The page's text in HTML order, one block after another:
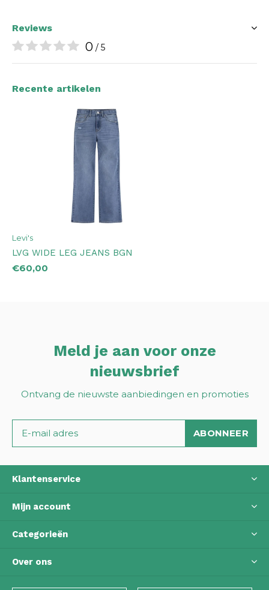
Reviews
0 / 5
Recente artikelen
Levi's
LVG WIDE LEG JEANS BGN
€60,00
Meld je aan voor onze
nieuwsbrief
Ontvang de nieuwste aanbiedingen en promoties
ABONNEER
Klantenservice
Mijn account
Categorieën
Over ons